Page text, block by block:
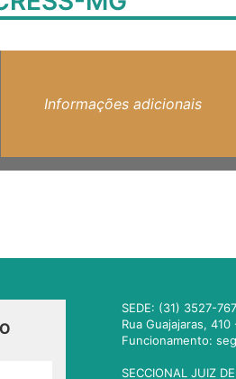
Informações adicionais
SEDE: (31) 3527-
Rua Guajajaras,
Funcionamento:
SECCIONAL JUIZ